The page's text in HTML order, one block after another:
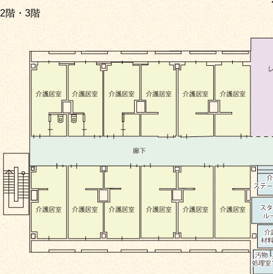
2階・3階